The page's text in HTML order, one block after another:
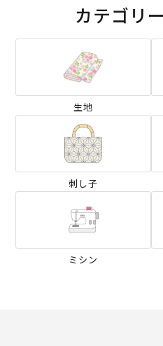
カテゴリ
生地
刺し子
ミシン